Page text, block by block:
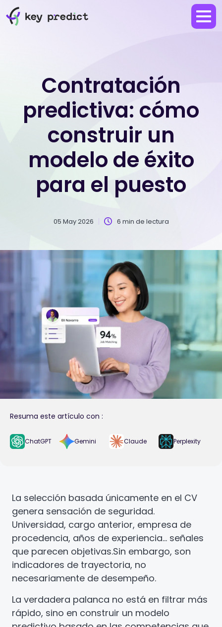
Contratación
predictiva: cómo
construir un
modelo de éxito
para el puesto
05 May 2026 6 min de lectura
Resuma este artículo con :
ChatGPT Gemini Claude Perplexity
La selección basada únicamente en el CV
genera sensación de seguridad.
Universidad, cargo anterior, empresa de
procedencia, años de experiencia… señales
que parecen objetivas.Sin embargo, son
indicadores de trayectoria, no
necesariamente de desempeño.
La verdadera palanca no está en filtrar más
rápido, sino en construir un modelo